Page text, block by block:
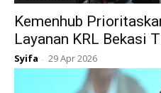
Kemenhub
Layanan KRL Bekasi
Syifa - 29 Apr 2026